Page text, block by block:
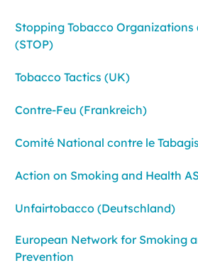
Stopping Tobacco Organizations
(STOP)
Tobacco Tactics (UK)
Contre-Feu (Frankreich)
Comité National contre le
Action on Smoking and Health
Unfairtobacco (Deutschland)
European Network for Smoking
Prevention